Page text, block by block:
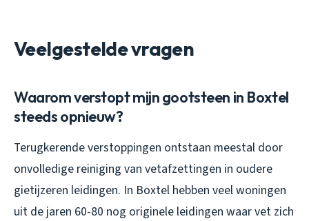
Veelgestelde vragen
Waarom verstopt mijn gootsteen in Boxtel
steeds opnieuw?
Terugkerende verstoppingen ontstaan meestal door
onvolledige reiniging van vetafzettingen in oudere
gietijzeren leidingen. In Boxtel hebben veel woningen
uit de jaren 60-80 nog originele leidingen waar vet zich